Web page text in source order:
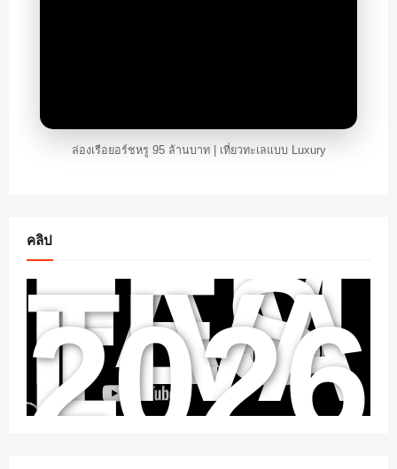
ล่องเรือยอร์ชหรู 95 ล้านบาท | เที่ยวทะเลแบบ Luxury
คลิป
FAM
FES
TIVA
L
2026